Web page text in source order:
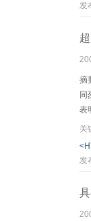
发
摘
同
表
性
关
发